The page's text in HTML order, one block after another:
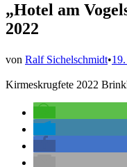
„Hotel am
2022
von Ralf Sichelschmidt•
Kirmeskrugfete 2022